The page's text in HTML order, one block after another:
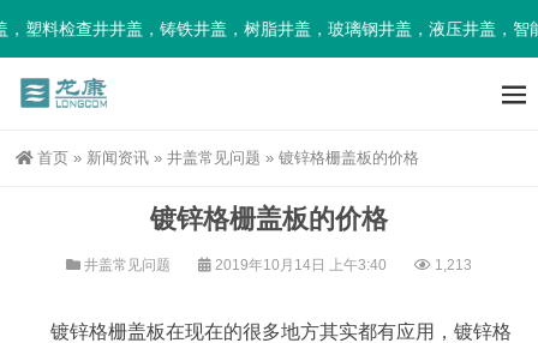
料检查井井盖，铸铁井盖，树脂井盖，玻璃钢井盖，液压井盖，智
首页 » 新闻资讯 » 井盖常见问题 » 镀锌格栅盖板的价格
镀锌格栅盖板的价格
井盖常见问题 2019年10月14日 上午3:40 1,213
镀锌格栅盖板在现在的很多地方其实都有应用，镀锌格